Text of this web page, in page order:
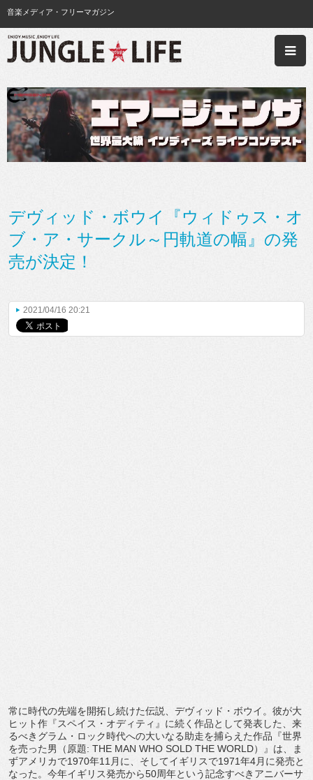
音楽メディア・フリーマガジン
デヴィッド・ボウイ『ウィドゥス・オ
ブ・ア・サークル～円軌道の幅』の発
売が決定！
2021/04/16 20:21
常に時代の先端を開拓し続けた伝説、デヴィッド・ボウイ。 彼が大
ヒット作『スペイス・オディティ』 に続く作品として発表した、来
るべきグラム・ ロック時代への大いなる助走を捕らえた作品『世界
を売った男（ 原題: THE MAN WHO SOLD THE WORLD）』は、ま
ずアメリカで1970年11 月に、 そしてイギリスで1971年4月に発売と
なった。 今年イギリス発売から50周年という記念すべきアニバーサ